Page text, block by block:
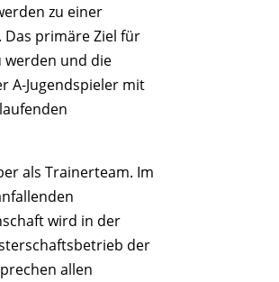
zu einer
primäre Ziel für
werden und die
A-Jugendspieler mit
als Trainerteam. Im
wird in der
der
allen